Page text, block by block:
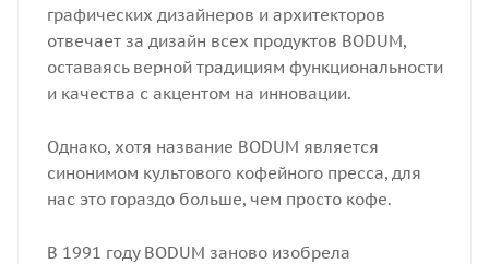
графических дизайнеров и архитекторов
отвечает за дизайн всех продуктов BODUM,
оставаясь верной традициям функциональности
и качества с акцентом на инновации.
Однако, хотя название BODUM является
синонимом культового кофейного пресса, для
нас это гораздо больше, чем просто кофе.
В 1991 году BODUM заново изобрела